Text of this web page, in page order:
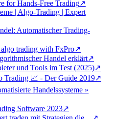
for Hands-Free Trading↗
| Algo-Trading | Expert
Automatischer Trading-
trading with FxPro↗
Handel erklärt↗
und Tools im Test (2025)↗
Trading 📈 - Der Guide 2019↗
Handelssysteme »
Software 2023↗